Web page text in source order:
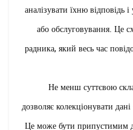
аналізувати їхню
або обслуговування. Це
радника, який весь час
Не менш суттєвою
дозволяє колекціонувати
Це може бути припустимим